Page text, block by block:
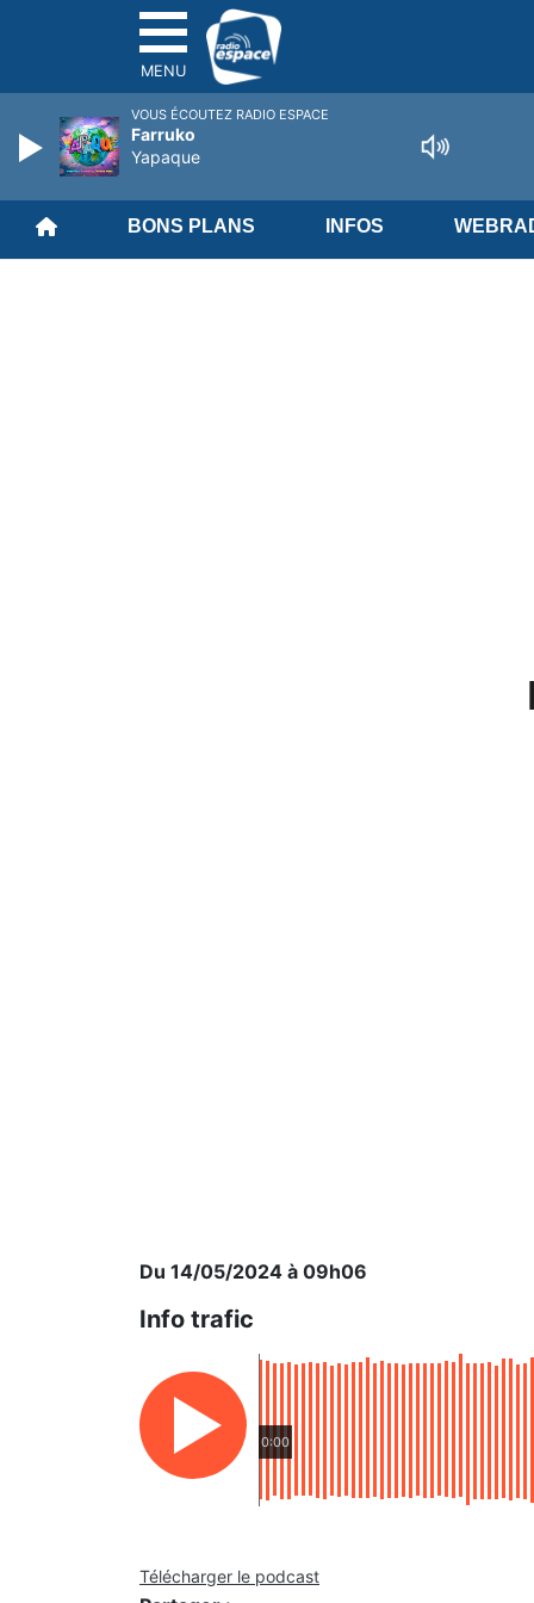
MENU
BONS PLANS INFOS
Du 14/05/2024 à 09h06
Info trafic
0:00
Télécharger le podcast
VOUS ÉCOUTEZ RADIO ESPACE
Farruko
Yapaque